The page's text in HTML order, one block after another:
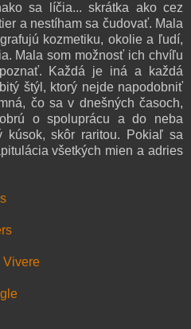
sa líčia... skrátka ako cez
a nestíham sa čudovať. Mala
kozmetiku, okolie a ľudí,
Mala som možnosť ich chvíľu
Každá je iná a každá
štýl, ktorý nejde napodobniť
čo sa v dnešných časoch,
o spoluprácu a do neba
kúsok, skôr raritou. Pokiaľ sa
všetkých mien a adries
Vivere